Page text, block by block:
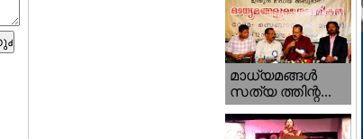
മാധ്യമങ്ങള്‍
സത്യ ത്തിന്റ...